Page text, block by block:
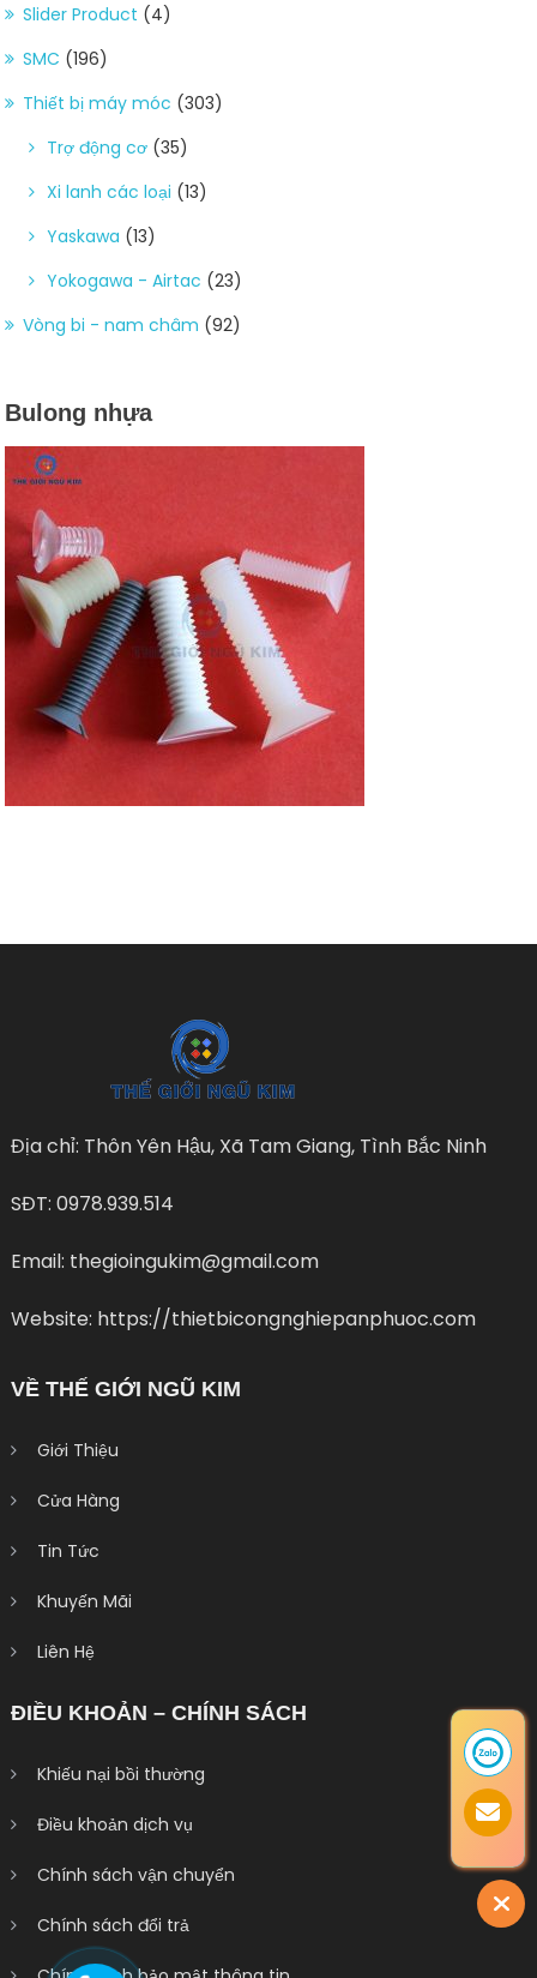
Slider Product (4)
SMC (196)
Thiết bị máy móc (303)
Trợ động cơ (35)
Xi lanh các loại (13)
Yaskawa (13)
Yokogawa - Airtac (23)
Vòng bi - nam châm (92)
Bulong nhựa
Địa chỉ: Thôn Yên Hậu, Xã Tam Giang, Tình Bắc Ninh
SĐT: 0978.939.514
Email: thegioingukim@gmail.com
Website: https://thietbicongnghiepanphuoc.com
VỀ THẾ GIỚI NGŨ KIM
Giới Thiệu
Cửa Hàng
Tin Tức
Khuyến Mãi
Liên Hệ
ĐIỀU KHOẢN – CHÍNH SÁCH
Khiếu nại bồi thường
Điều khoản dịch vụ
Chính sách vận chuyển
Chính sách đổi trả